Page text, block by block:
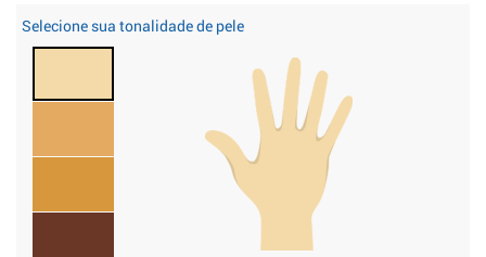
Selecione sua tonalidade de pele